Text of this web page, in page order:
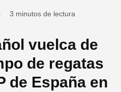
3 minutos de lectura
vuelca de
de regatas
de España en